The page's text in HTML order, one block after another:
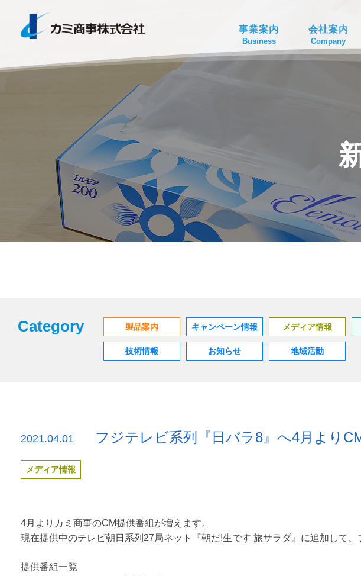
事業案内
Business
会社案内
Company
Category 製品案内 キャンペーン情報 メディア情報
技術情報 お知らせ 地域活動
2021.04.01 フジテレビ系列『日バラ8』へ4月より
メディア情報
4月よりカミ商事のCM提供番組が増えます。
現在提供中のテレビ朝日系列27局ネット『朝だ!生です 旅サラダ』に追加して
提供番組一覧